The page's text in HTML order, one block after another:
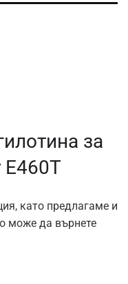
за
E460T
като предлагаме и
може да върнете